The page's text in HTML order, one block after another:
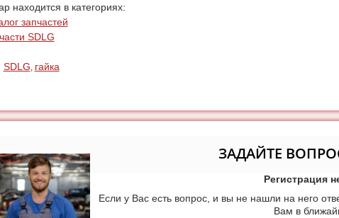
находится в категориях:
запчастей
SDLG
SDLG, гайка
ЗАДАЙТЕ
Регистрация
Если у Вас есть вопрос, и вы не нашли на него
Вам в